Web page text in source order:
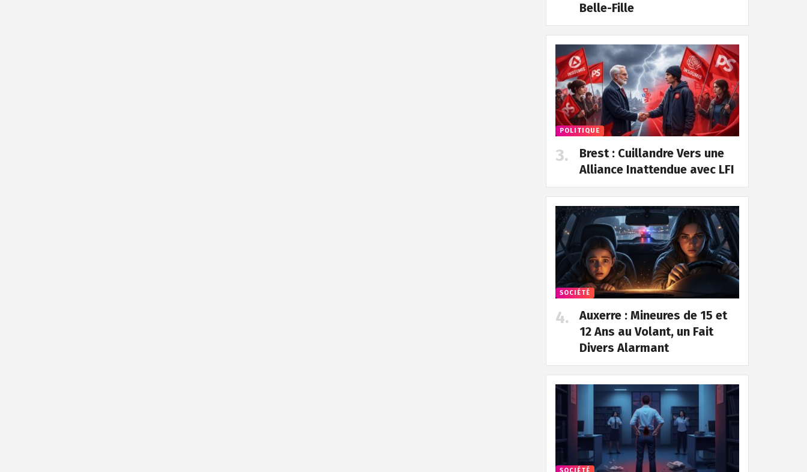
Belle-Fille
POLITIQUE
Brest : Cuillandre Vers une
Alliance Inattendue avec LFI
SOCIÉTÉ
Auxerre : Mineures de 15 et
12 Ans au Volant, un Fait
Divers Alarmant
SOCIÉTÉ